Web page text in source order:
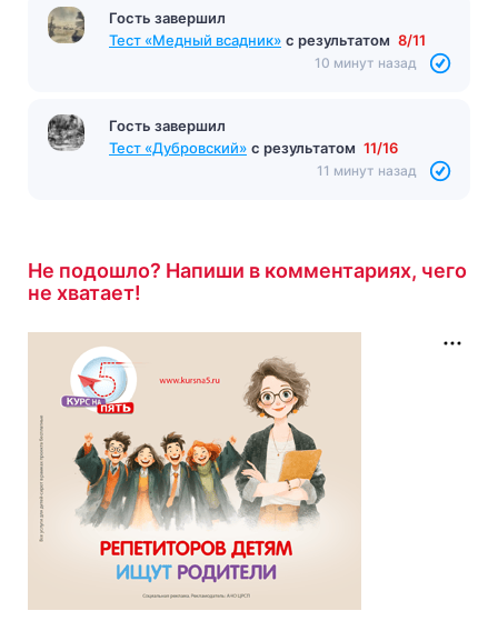
Гость завершил
с результатом 13/13
Гость завершил
с результатом 8/11
Не подошло? Напиши в комментариях, чего
не хватает!